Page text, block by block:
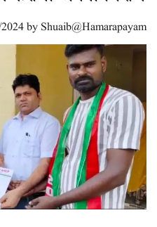
by Shuaib@Hamarapayam